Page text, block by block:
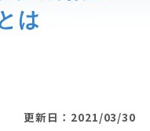
は
更新日：2021/03/30